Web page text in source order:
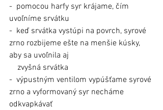
- pomocou harfy syr krájame, čím
uvoľníme srvátku
- keď srvátka vystúpi na povrch, syrové
zrno rozbijeme ešte na menšie kúsky,
aby sa uvoľnila aj
    zvyšná srvátka
- výpustným ventilom vypúšťame syrové
zrno a vyformovaný syr necháme
odkvapkávať